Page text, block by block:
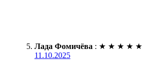
Лада Фомичёва : ★ ★ ★ ★ ★
11.10.2025